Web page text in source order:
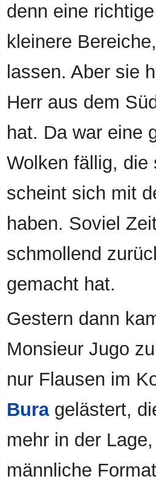
denn eine
kleinere
lassen. Aber sie
Herr aus dem
hat. Da war eine
Wolken fällig,
scheint sich mit
haben. Soviel
schmollend
gemacht hat.
Gestern dann
Monsieur Jugo
nur Flausen im
Buragelästert,
mehr in der
männliche